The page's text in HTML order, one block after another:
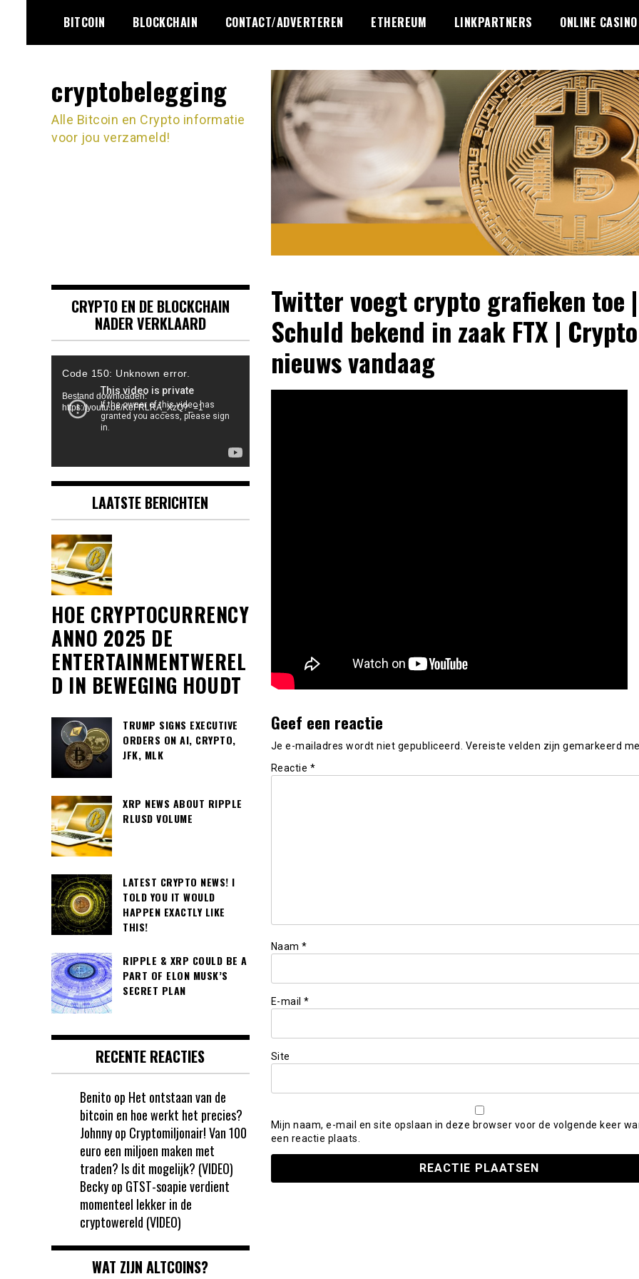
de
BITCOIN BLOCKCHAIN CONTACT/ADVERTEREN ETHEREUM LINKPARTNERS ONLINE CASINO
cryptobelegging
Alle Bitcoin en Crypto informatie
voor jou verzameld!
Twitter voegt crypto grafieken toe |
Schuld bekend in zaak FTX | Crypto
nieuws vandaag
Geef een reactie
Je e-mailadres wordt niet gepubliceerd. Vereiste velden zijn gemarkeerd
Reactie *
Naam *
E-mail *
Site
Mijn naam, e-mail en site opslaan in deze browser voor de volgende keer
een reactie plaats.
CRYPTO EN DE BLOCKCHAIN
NADER VERKLAARD
Code 150: Unknown error.
Bestand downloaden:
https://youtu.be/KeFRLRA_XzQ?_=1
LAATSTE BERICHTEN
HOE CRYPTOCURRENCY
ANNO 2025 DE
ENTERTAINMENTWEREL
D IN BEWEGING HOUDT
TRUMP SIGNS EXECUTIVE
ORDERS ON AI, CRYPTO,
JFK, MLK
XRP NEWS ABOUT RIPPLE
RLUSD VOLUME
LATEST CRYPTO NEWS! I
TOLD YOU IT WOULD
HAPPEN EXACTLY LIKE
THIS!
RIPPLE & XRP COULD BE A
PART OF ELON MUSK’S
SECRET PLAN
RECENTE REACTIES
Benito op Het ontstaan van de
bitcoin en hoe werkt het precies?
Johnnyop Cryptomiljonair! Van 100
euro een miljoen maken met
traden? Is dit mogelijk? (VIDEO)
Beckyop GTST-soapie verdient
momenteel lekker in de
cryptowereld (VIDEO)
WAT ZIJN ALTCOINS?